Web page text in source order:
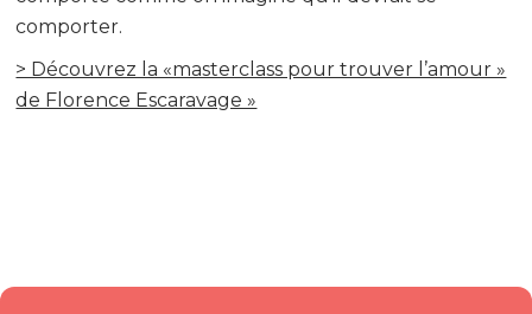
comporter.
> Découvrez la «masterclass pour trouver l’amour »
de Florence Escaravage »